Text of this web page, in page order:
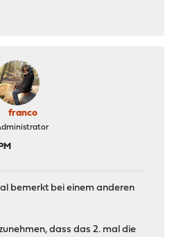
franco
bemerkt bei einem anderen
dass das 2. mal die